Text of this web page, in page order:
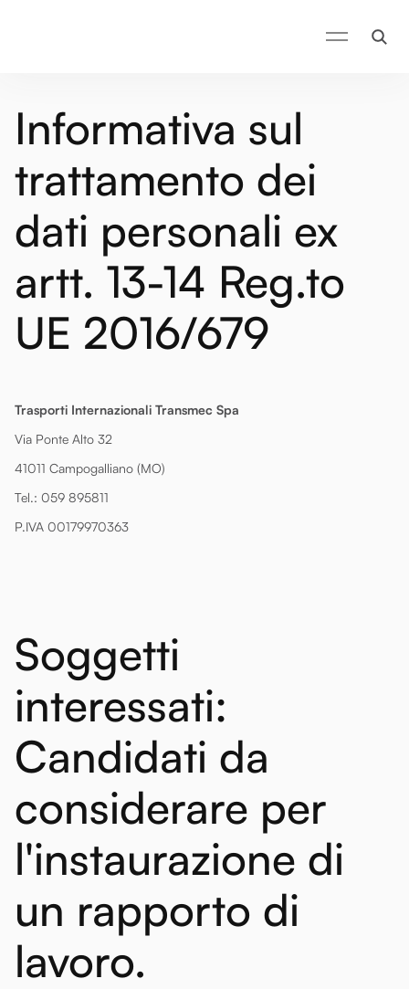
Informativa sul
trattamento dei
dati personali ex
artt. 13-14 Reg.to
UE 2016/679
Trasporti Internazionali Transmec Spa
Via Ponte Alto 32
41011 Campogalliano (MO)
Tel.: 059 895811
P.IVA 00179970363
Soggetti
interessati:
Candidati da
considerare per
l'instaurazione di
un rapporto di
lavoro.